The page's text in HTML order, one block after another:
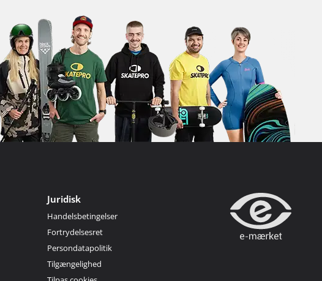
Juridisk
Handelsbetingelser
Fortrydelsesret
Persondatapolitik
Tilgængelighed